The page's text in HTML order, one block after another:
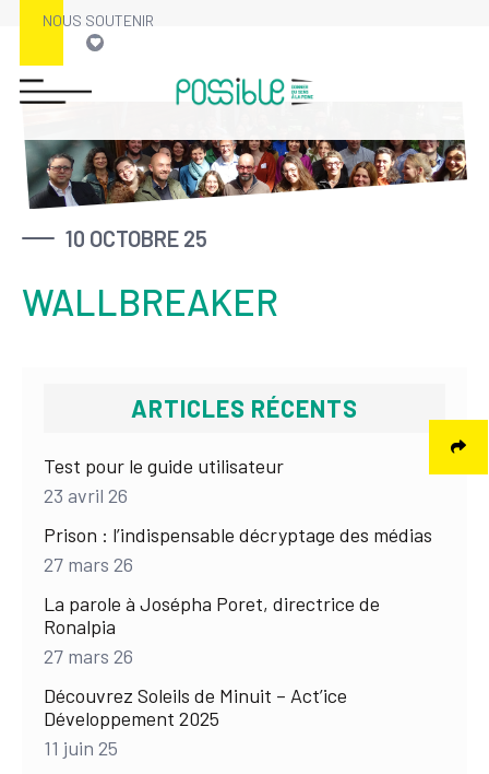
Skip
content
NOUS SOUTENIR
10 OCTOBRE 25
WALLBREAKER
ARTICLES RÉCENTS
Test pour le guide utilisateur
23 avril 26
Prison : l’indispensable décryptage des médias
27 mars 26
La parole à Josépha Poret, directrice de
Ronalpia
27 mars 26
Découvrez Soleils de Minuit – Act’ice
Développement 2025
11 juin 25